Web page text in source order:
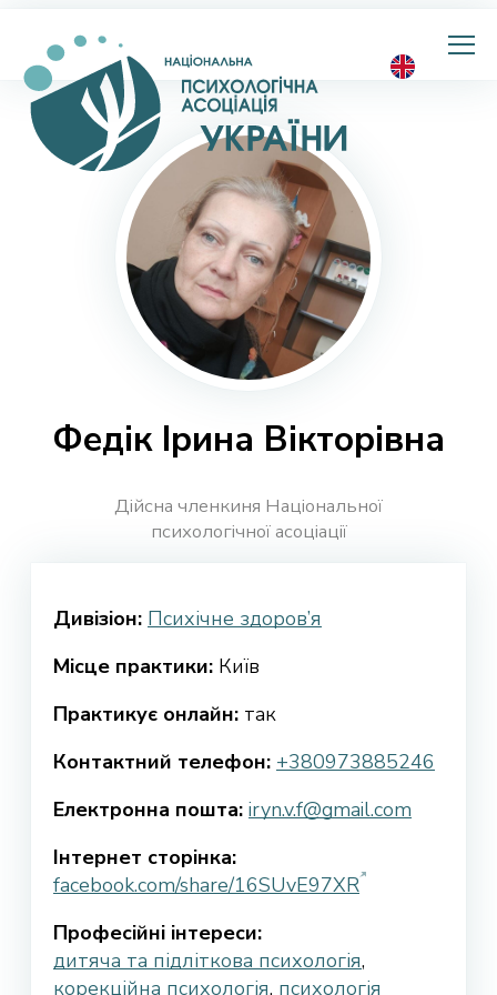
Національна
психологічна
Федік Ірина Вікторівна
Дійсна членкиня Національної
психологічної асоціації
Дивізіон: Психічне здоров’я
Місце практики: Київ
Практикує онлайн: так
Контактний телефон: +380973885246
Електронна пошта: iryn.v.f@gmail.com
Інтернет сторінка:
facebook.com/share/16SUvE97XR
Професійні інтереси:
дитяча та підліткова психологія,
корекційна психологія, психологія